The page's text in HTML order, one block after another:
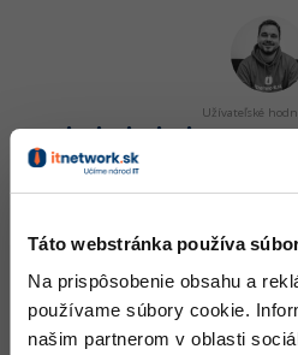
Táto webstránka používa
Na prispôsobenie obsahu a
používame súbory cookie.
našim partnerom v oblasti
Užívateľské
David je zakladatelem ITnetwork
svobodu podnikání.
David sa
Unicorn University-
vysokej škole IT a